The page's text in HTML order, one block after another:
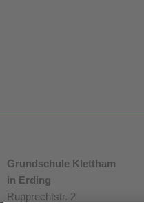
Grundschule Klettham
in Erding
Rupprechtstr. 2